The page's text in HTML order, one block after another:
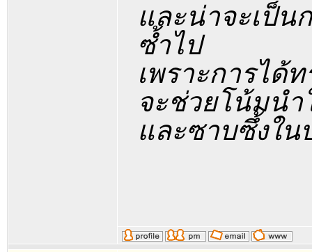
และน่าจะเป็น
ซ้ำไป
เพราะการได้
จะช่วยโน้มนำ
และซาบซึ้งใ